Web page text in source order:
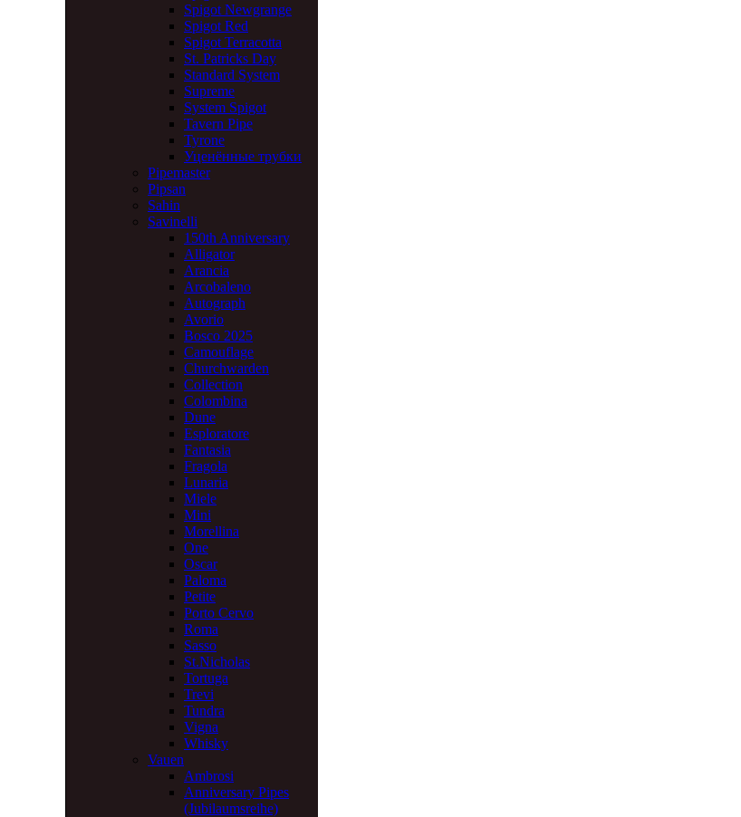
Spigot Newgrange
Spigot Red
Spigot Terracotta
St. Patricks Day
Standard System
Supreme
System Spigot
Tavern Pipe
Tyrone
Уценённые трубки
Pipemaster
Pipsan
Sahin
Savinelli
150th Anniversary
Alligator
Arancia
Arcobaleno
Autograph
Avorio
Bosco 2025
Camouflage
Churchwarden
Collection
Colombina
Dune
Esploratore
Fantasia
Fragola
Lunaria
Miele
Mini
Morellina
One
Oscar
Paloma
Petite
Porto Cervo
Roma
Sasso
St.Nicholas
Tortuga
Trevi
Tundra
Vigna
Whisky
Vauen
Ambrosi
Anniversary Pipes
(Jubilaumsreihe)